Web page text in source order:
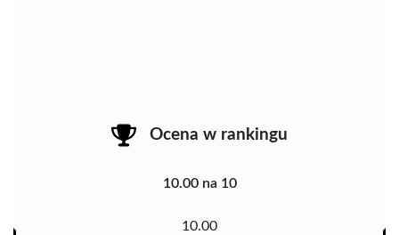
Ocena w rankingu
10.00 na 10
10.00